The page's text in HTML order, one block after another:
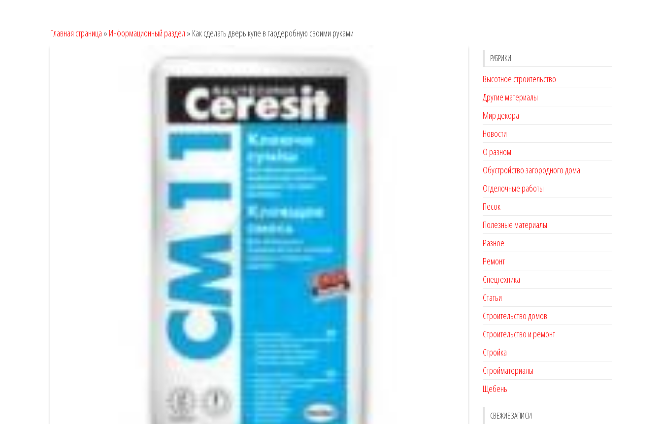
Главная страница » Информационный раздел » Как сделать дверь купе в гардеробную своими руками
РУБРИКИ
Высотное строительство
Другие материалы
Мир декора
Новости
О разном
Обустройство загородного дома
Отделочные работы
Песок
Полезные материалы
Разное
Ремонт
Спецтехника
Статьи
Строительство домов
Строительство и ремонт
Стройка
Стройматериалы
Щебень
СВЕЖИЕ ЗАПИСИ